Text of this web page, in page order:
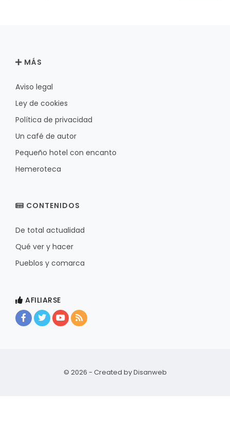
MÁS
Aviso legal
Ley de cookies
Política de privacidad
Un café de autor
Pequeño hotel con encanto
Hemeroteca
CONTENIDOS
De total actualidad
Qué ver y hacer
Pueblos y comarca
AFILIARSE
© 2026 - Created byDisanweb